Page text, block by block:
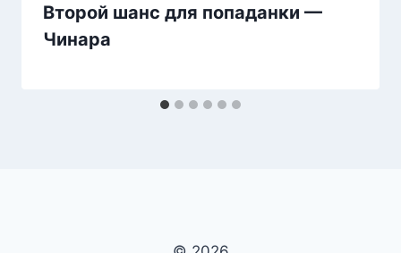
Второй шанс для попаданки —
Чинара